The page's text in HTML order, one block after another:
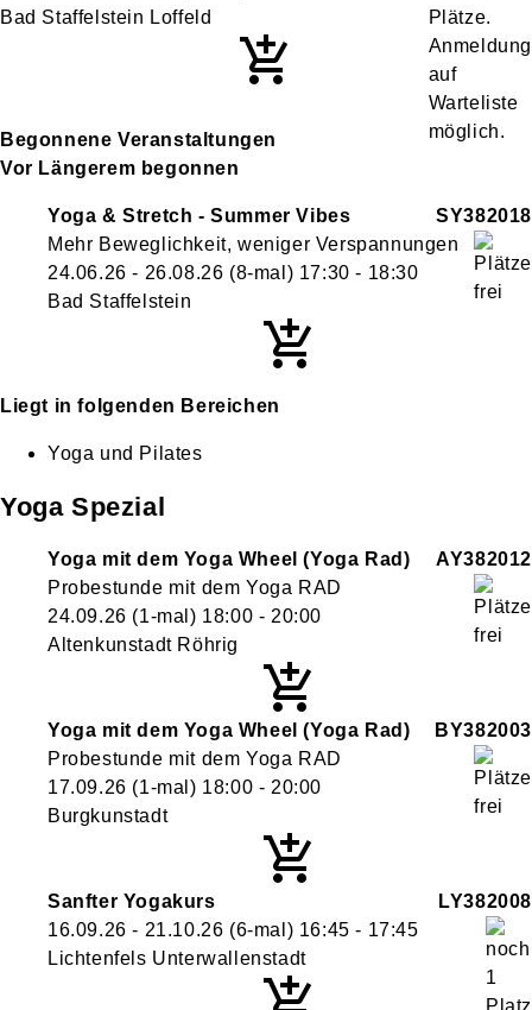
Bad Staffelstein Loffeld
Begonnene Veranstaltungen
Vor Längerem begonnen
Yoga & Stretch - Summer Vibes
SY382018
Mehr Beweglichkeit, weniger Verspannungen
24.06.26 - 26.08.26 (8-mal) 17:30 - 18:30
Bad Staffelstein
Liegt in folgenden Bereichen
Yoga und Pilates
Yoga Spezial
Yoga mit dem Yoga Wheel (Yoga Rad)
AY382012
Probestunde mit dem Yoga RAD
24.09.26 (1-mal) 18:00 - 20:00
Altenkunstadt Röhrig
Yoga mit dem Yoga Wheel (Yoga Rad)
BY382003
Probestunde mit dem Yoga RAD
17.09.26 (1-mal) 18:00 - 20:00
Burgkunstadt
Sanfter Yogakurs
LY382008
16.09.26 - 21.10.26 (6-mal) 16:45 - 17:45
Lichtenfels Unterwallenstadt